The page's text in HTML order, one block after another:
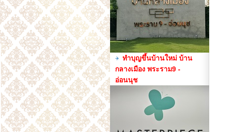
ทำบุญขึ้นบ้านใหม่ บ้าน
กลางเมือง พระราม9 -
อ่อนนุช